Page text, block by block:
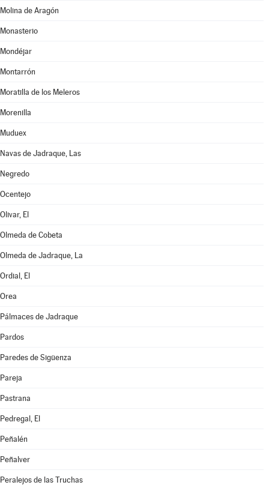
Molina de Aragón
Monasterio
Mondéjar
Montarrón
Moratilla de los Meleros
Morenilla
Muduex
Navas de Jadraque, Las
Negredo
Ocentejo
Olivar, El
Olmeda de Cobeta
Olmeda de Jadraque, La
Ordial, El
Orea
Pálmaces de Jadraque
Pardos
Paredes de Sigüenza
Pareja
Pastrana
Pedregal, El
Peñalén
Peñalver
Peralejos de las Truchas